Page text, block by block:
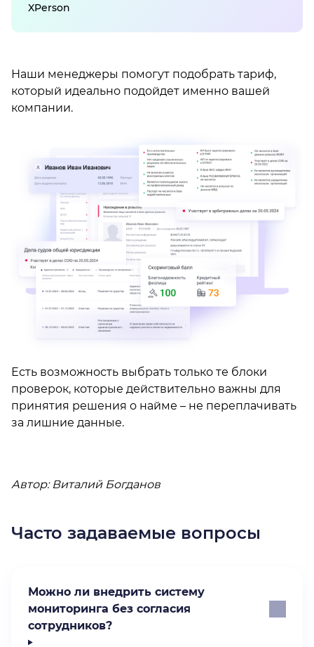
XPerson
Наши менеджеры помогут подобрать тариф,
который идеально подойдет именно вашей
компании.
Есть возможность выбрать только те блоки
проверок, которые действительно важны для
принятия решения о найме – не переплачивать
за лишние данные.
Автор: Виталий Богданов
Часто задаваемые вопросы
Можно ли внедрить систему
мониторинга без согласия
сотрудников?